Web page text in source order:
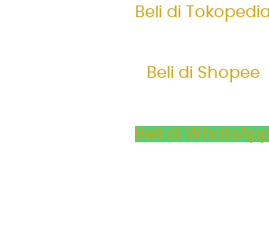
Beli di Tokopedia
Beli di Shopee
Beli di